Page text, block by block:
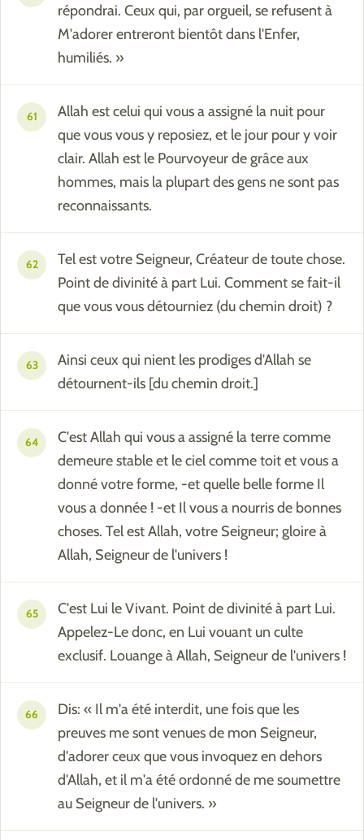
répondrai. Ceux qui, par orgueil, se refusent à
M'adorer entreront bientôt dans l'Enfer,
humiliés. »
61
Allah est celui qui vous a assigné la nuit pour
que vous vous y reposiez, et le jour pour y voir
clair. Allah est le Pourvoyeur de grâce aux
hommes, mais la plupart des gens ne sont pas
reconnaissants.
62
Tel est votre Seigneur, Créateur de toute chose.
Point de divinité à part Lui. Comment se fait-il
que vous vous détourniez (du chemin droit) ?
63
Ainsi ceux qui nient les prodiges d'Allah se
détournent-ils [du chemin droit.]
64
C'est Allah qui vous a assigné la terre comme
demeure stable et le ciel comme toit et vous a
donné votre forme, -et quelle belle forme Il
vous a donnée ! -et Il vous a nourris de bonnes
choses. Tel est Allah, votre Seigneur; gloire à
Allah, Seigneur de l'univers !
65
C'est Lui le Vivant. Point de divinité à part Lui.
Appelez-Le donc, en Lui vouant un culte
exclusif. Louange à Allah, Seigneur de l'univers !
66
Dis: « Il m'a été interdit, une fois que les
preuves me sont venues de mon Seigneur,
d'adorer ceux que vous invoquez en dehors
d'Allah, et il m'a été ordonné de me soumettre
au Seigneur de l'univers. »